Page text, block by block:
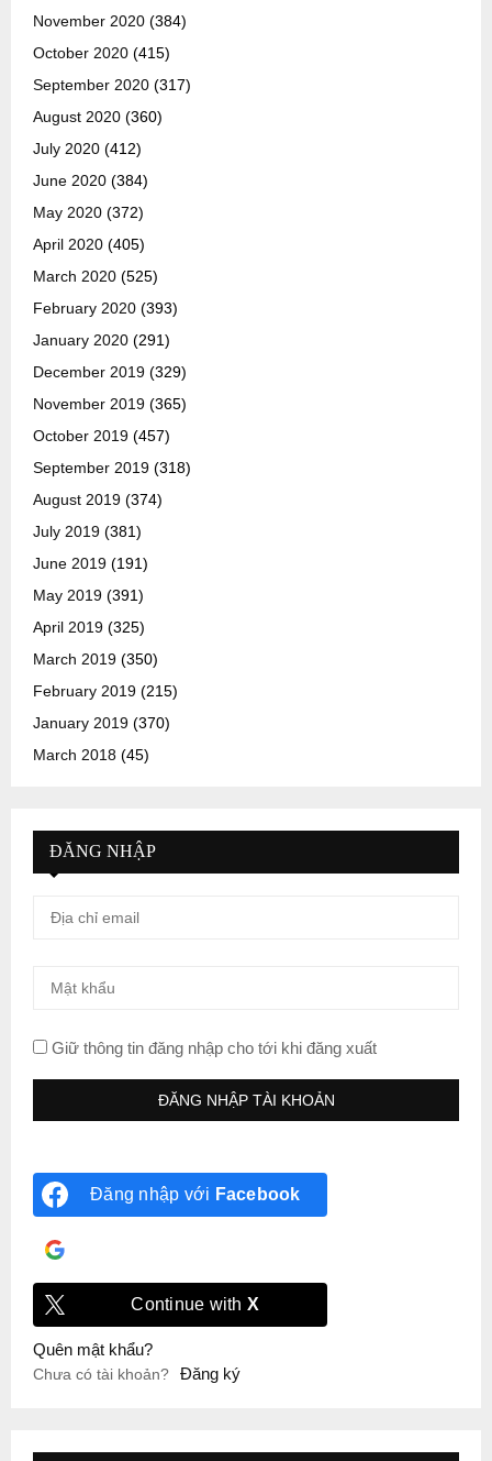
November 2020 (384)
October 2020 (415)
September 2020 (317)
August 2020 (360)
July 2020 (412)
June 2020 (384)
May 2020 (372)
April 2020 (405)
March 2020 (525)
February 2020 (393)
January 2020 (291)
December 2019 (329)
November 2019 (365)
October 2019 (457)
September 2019 (318)
August 2019 (374)
July 2019 (381)
June 2019 (191)
May 2019 (391)
April 2019 (325)
March 2019 (350)
February 2019 (215)
January 2019 (370)
March 2018 (45)
ĐĂNG NHẬP
Giữ thông tin đăng nhập cho tới khi đăng xuất
Đăng nhập với Facebook
Continue with X
Quên mật khẩu?
Chưa có tài khoản? Đăng ký